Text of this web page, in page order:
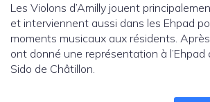
Les Violons d’Amilly jouent
et interviennent aussi dans les Ehpad
moments musicaux aux résidents.
ont donné une représentation à l’Ehpad
Sido de Châtillon.